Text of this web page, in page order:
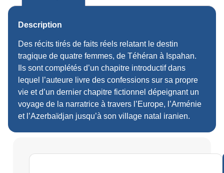
Description
Des récits tirés de faits réels relatant le destin
tragique de quatre femmes, de Téhéran à Ispahan.
Ils sont complétés d’un chapitre introductif dans
lequel l’auteure livre des confessions sur sa propre
vie et d’un dernier chapitre fictionnel dépeignant un
voyage de la narratrice à travers l’Europe, l’Arménie
et l’Azerbaïdjan jusqu’à son village natal iranien.